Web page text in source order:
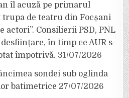
îl acuză pe primarul
trupa de teatru din Focșani
actori”. Consilierii PSD, PNL
în timp ce AUR s-
împotrivă. 31/07/2026
sondei sub oglinda
batimetrice 27/07/2026